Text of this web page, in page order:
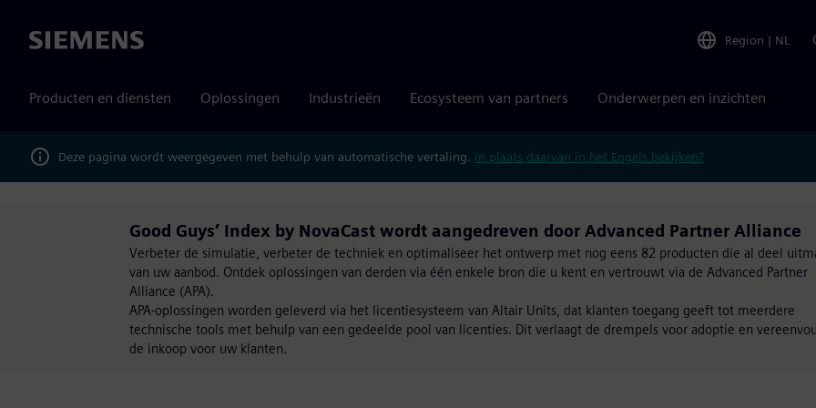
Siemens Region | NL
Producten en diensten Oplossingen Industrieën Ecosysteem van partners Onderwerpen en inzichten
Deze pagina wordt weergegeven met behulp van automatische vertaling. In plaats daarvan in het Engels bekijken?
Good Guys’ Index by NovaCast wordt aangedreven door Advanced Partner Alliance
Verbeter de simulatie, verbeter de techniek en optimaliseer het ontwerp met nog eens 82 producten die al deel
van uw aanbod. Ontdek oplossingen van derden via één enkele bron die u kent en vertrouwt via de Advanced Partner
Alliance (APA).
APA-oplossingen worden geleverd via het licentiesysteem van Altair Units, dat klanten toegang geeft tot meerdere
technische tools met behulp van een gedeelde pool van licenties. Dit verlaagt de drempels voor adoptie en
de inkoop voor uw klanten.